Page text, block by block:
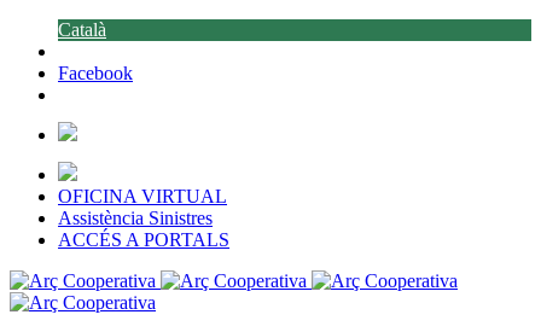
Català
Facebook
OFICINA VIRTUAL
Assistència Sinistres
ACCÉS A PORTALS